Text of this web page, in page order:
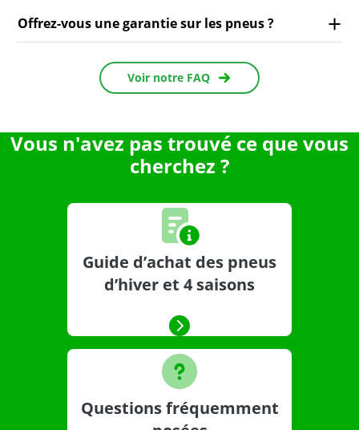
Offrez-vous une garantie sur les pneus ?
Voir notre FAQ
Vous n'avez pas trouvé ce que vous
cherchez ?
Guide d’achat des pneus
d’hiver et 4 saisons
Questions fréquemment